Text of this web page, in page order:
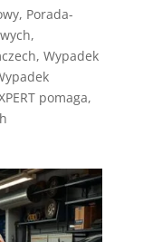
, Porada-
,
, Wypadek
pomaga,